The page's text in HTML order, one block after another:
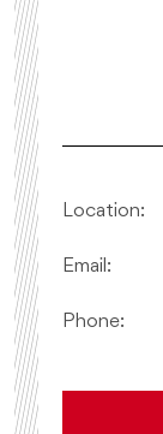
Location:
Email:
Phone: